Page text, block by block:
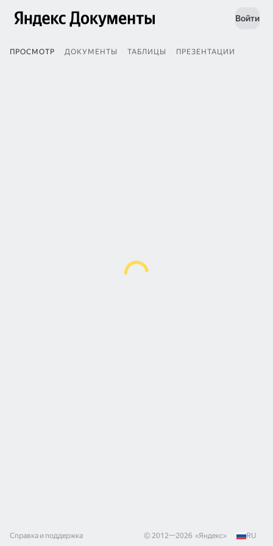
Войти
ПРОСМОТР ДОКУМЕНТЫ ТАБЛИЦЫ ПРЕЗЕНТАЦИИ
Справка и поддержка © 2012—2026 «Яндекс» RU